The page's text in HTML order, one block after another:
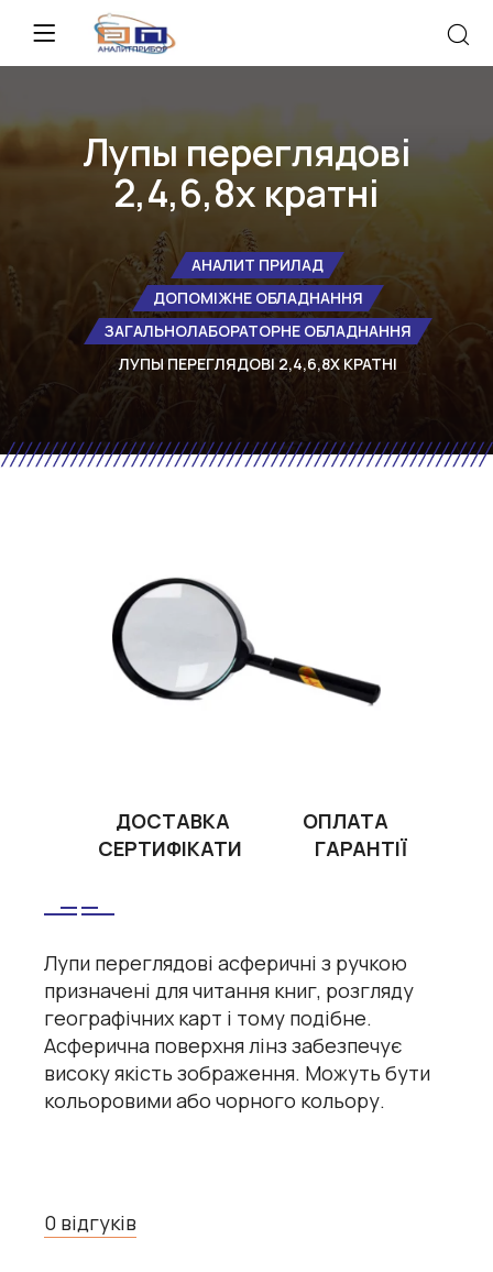
Лупы переглядові
2,4,6,8х кратні
АНАЛИТ ПРИЛАД
ДОПОМІЖНЕ ОБЛАДНАННЯ
ЗАГАЛЬНОЛАБОРАТОРНЕ ОБЛАДНАННЯ
ЛУПЫ ПЕРЕГЛЯДОВІ 2,4,6,8Х КРАТНІ
ДОСТАВКА
ОПЛАТА
СЕРТИФІКАТИ
ГАРАНТІЇ
Лупи переглядові асферичні з ручкою
призначені для читання книг, розгляду
географічних карт і тому подібне.
Асферична поверхня лінз забезпечує
високу якість зображення. Можуть бути
кольоровими або чорного кольору.
0 відгуків